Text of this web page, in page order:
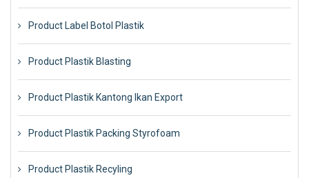
Product Label Botol Plastik
Product Plastik Blasting
Product Plastik Kantong Ikan Export
Product Plastik Packing Styrofoam
Product Plastik Recyling